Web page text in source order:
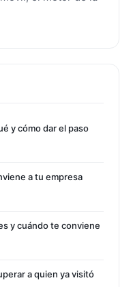
y cómo dar el paso
a tu empresa
y cuándo te conviene
a quien ya visitó